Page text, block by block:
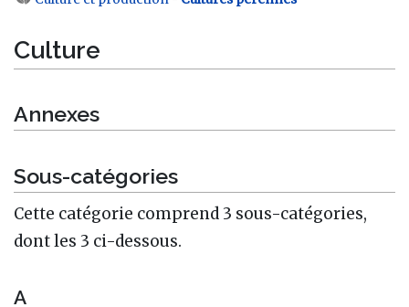
Culture
Annexes
Sous-catégories
Cette catégorie comprend 3 sous-catégories,
dont les 3 ci-dessous.
A